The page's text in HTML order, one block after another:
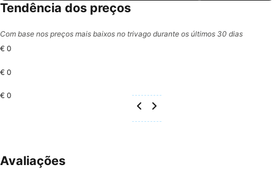
Tendência dos preços
Com base nos preços mais baixos no trivago durante os últimos 30 dias
€ 0
€ 0
€ 0
Avaliações